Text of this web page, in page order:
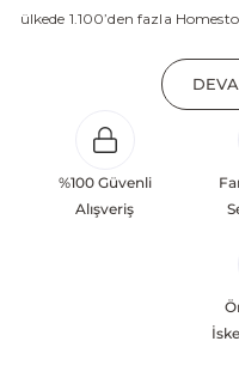
ülkede 1.100’den fazla
yatak odası, oturma odası,
aksesuarları dahil olmak
koleksiyon sunmaktadır.
mobilyaları ve demonte
geliştiren Ashley, güçlü ve
başarılarına değil, aynı
odaklanarak sürekli gelişimi
Türkiye’deki yatırımları
%100 Güvenli
Alışveriş